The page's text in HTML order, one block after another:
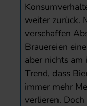
weiter zurück.
verschaffen
Brauereien
aber nichts am
Trend, dass
immer mehr
verlieren.